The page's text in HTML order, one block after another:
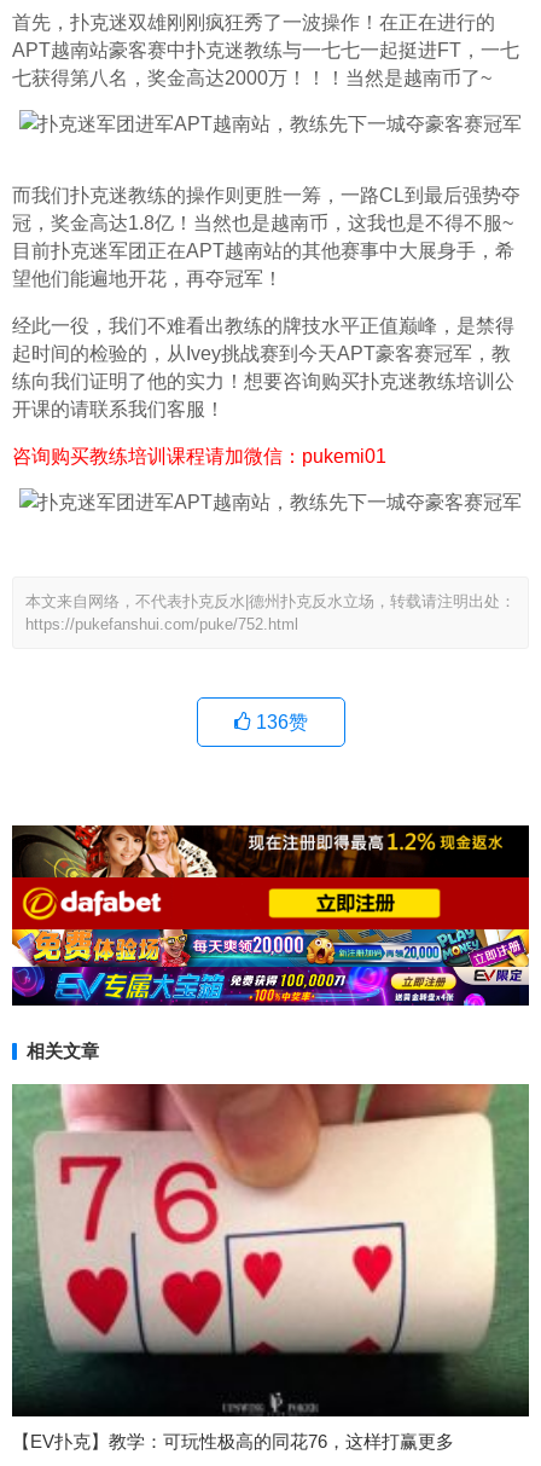
首先，扑克迷双雄刚刚疯狂秀了一波操作！在正在进行的
APT越南站豪客赛中扑克迷教练与一七七一起挺进FT，一七
七获得第八名，奖金高达2000万！！！当然是越南币了~
而我们扑克迷教练的操作则更胜一筹，一路CL到最后强势夺
冠，奖金高达1.8亿！当然也是越南币，这我也是不得不服~
目前扑克迷军团正在APT越南站的其他赛事中大展身手，希
望他们能遍地开花，再夺冠军！
经此一役，我们不难看出教练的牌技水平正值巅峰，是禁得
起时间的检验的，从Ivey挑战赛到今天APT豪客赛冠军，教
练向我们证明了他的实力！想要咨询购买扑克迷教练培训公
开课的请联系我们客服！
咨询购买教练培训课程请加微信：pukemi01
本文来自网络，不代表扑克反水|德州扑克反水立场，转载请注明出处：
https://pukefanshui.com/puke/752.html
136赞
相关文章
【EV扑克】教学：可玩性极高的同花76，这样打赢更多